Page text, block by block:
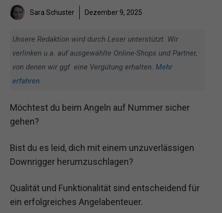
Sara Schuster Dezember 9, 2025
Unsere Redaktion wird durch Leser unterstützt. Wir
verlinken u.a. auf ausgewählte Online-Shops und Partner,
von denen wir ggf. eine Vergütung erhalten. Mehr
erfahren.
Möchtest du beim Angeln auf Nummer sicher
gehen?
Bist du es leid, dich mit einem unzuverlässigen
Downrigger herumzuschlagen?
Qualität und Funktionalität sind entscheidend für
ein erfolgreiches Angelabenteuer.